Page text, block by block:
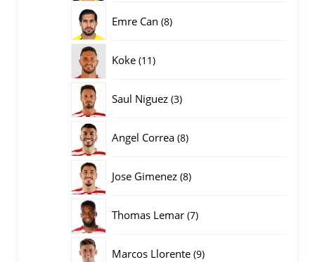
Emre Can 88
Koke 1111
Saul Niguez 33
Angel Correa 88
Jose Gimenez 88
Thomas Lemar 77
Marcos Llorente 99